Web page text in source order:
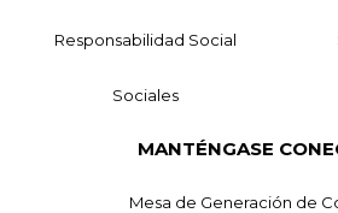
Responsabilidad Social
Sociales
MANTÉNGASE
Mesa de Generación de